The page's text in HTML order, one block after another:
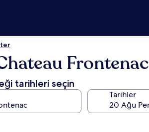
Frontenac
tarihleri seçin
Tarihler